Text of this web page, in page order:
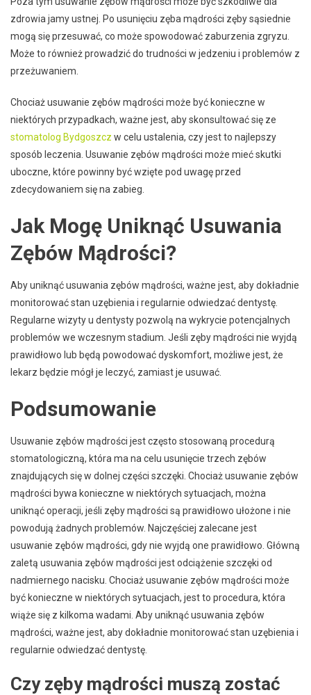
zdrowia jamy ustnej. Po usunięciu zęba mądrości zęby sąsiednie
mogą się przesuwać, co może spowodować zaburzenia zgryzu.
Może to również prowadzić do trudności w jedzeniu i problemów z
przeżuwaniem.
Chociaż usuwanie zębów mądrości może być konieczne w
niektórych przypadkach, ważne jest, aby skonsultować się ze
stomatolog Bydgoszcz w celu ustalenia, czy jest to najlepszy
sposób leczenia. Usuwanie zębów mądrości może mieć skutki
uboczne, które powinny być wzięte pod uwagę przed
zdecydowaniem się na zabieg.
Jak Mogę Uniknąć Usuwania
Zębów Mądrości?
Aby uniknąć usuwania zębów mądrości, ważne jest, aby dokładnie
monitorować stan uzębienia i regularnie odwiedzać dentystę.
Regularne wizyty u dentysty pozwolą na wykrycie potencjalnych
problemów we wczesnym stadium. Jeśli zęby mądrości nie wyjdą
prawidłowo lub będą powodować dyskomfort, możliwe jest, że
lekarz będzie mógł je leczyć, zamiast je usuwać.
Podsumowanie
Usuwanie zębów mądrości jest często stosowaną procedurą
stomatologiczną, która ma na celu usunięcie trzech zębów
znajdujących się w dolnej części szczęki. Chociaż usuwanie zębów
mądrości bywa konieczne w niektórych sytuacjach, można
uniknąć operacji, jeśli zęby mądrości są prawidłowo ułożone i nie
powodują żadnych problemów. Najczęściej zalecane jest
usuwanie zębów mądrości, gdy nie wyjdą one prawidłowo. Główną
zaletą usuwania zębów mądrości jest odciążenie szczęki od
nadmiernego nacisku. Chociaż usuwanie zębów mądrości może
być konieczne w niektórych sytuacjach, jest to procedura, która
wiąże się z kilkoma wadami. Aby uniknąć usuwania zębów
mądrości, ważne jest, aby dokładnie monitorować stan uzębienia i
regularnie odwiedzać dentystę.
Czy zęby mądrości muszą zostać